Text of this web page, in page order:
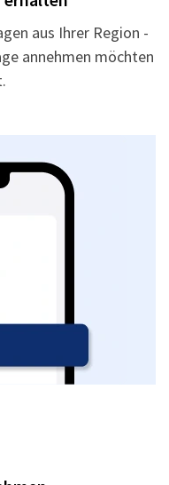
aus Ihrer Region -
annehmen möchten